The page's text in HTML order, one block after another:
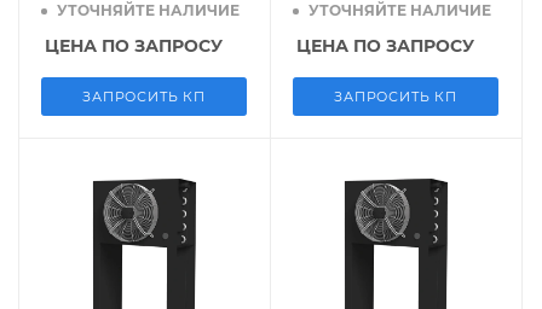
УТОЧНЯЙТЕ НАЛИЧИЕ
ЦЕНА ПО ЗАПРОСУ
ЗАПРОСИТЬ КП
УТОЧНЯЙТЕ НАЛИЧИЕ
ЦЕНА ПО ЗАПРОСУ
ЗАПРОСИТЬ КП